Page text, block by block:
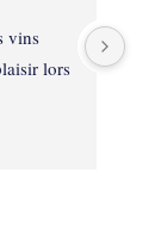
vins
lors